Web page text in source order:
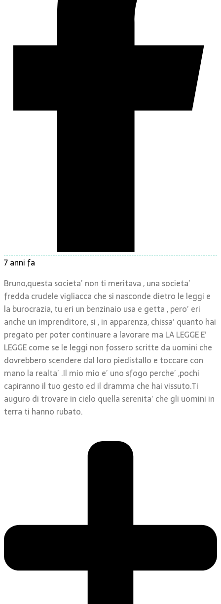
7 anni fa
Bruno,questa societa’ non ti meritava , una societa’
fredda crudele vigliacca che si nasconde dietro le leggi e
la burocrazia, tu eri un benzinaio usa e getta , pero’ eri
anche un imprenditore, si , in apparenza, chissa’ quanto hai
pregato per poter continuare a lavorare ma LA LEGGE E’
LEGGE come se le leggi non fossero scritte da uomini che
dovrebbero scendere dal loro piedistallo e toccare con
mano la realta’ .Il mio mio e’ uno sfogo perche’ ,pochi
capiranno il tuo gesto ed il dramma che hai vissuto.Ti
auguro di trovare in cielo quella serenita’ che gli uomini in
terra ti hanno rubato.